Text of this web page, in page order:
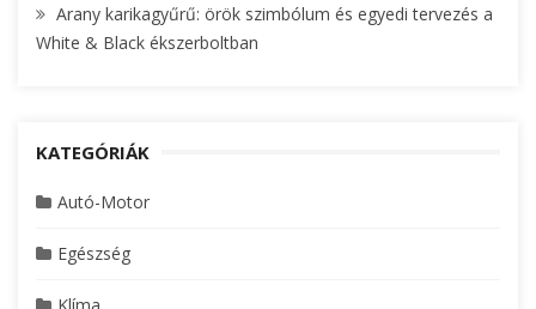
Arany karikagyűrű: örök szimbólum és egyedi tervezés a
White & Black ékszerboltban
KATEGÓRIÁK
Autó-Motor
Egészség